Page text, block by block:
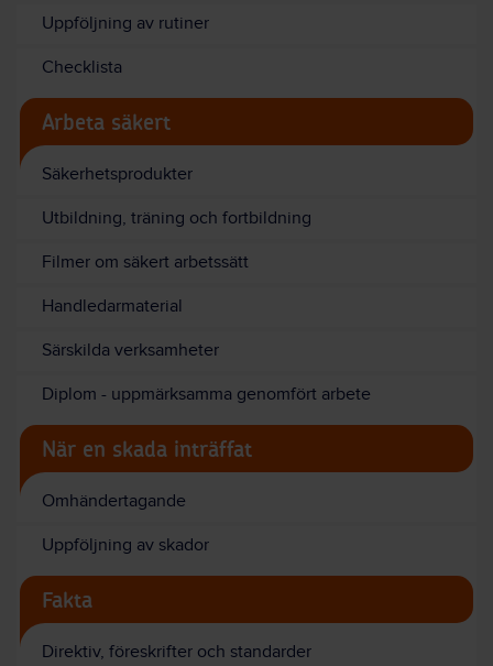
Uppföljning av rutiner
Checklista
Arbeta säkert
Säkerhetsprodukter
Utbildning, träning och fortbildning
Filmer om säkert arbetssätt
Handledarmaterial
Särskilda verksamheter
Diplom - uppmärksamma genomfört arbete
När en skada inträffat
Omhändertagande
Uppföljning av skador
Fakta
Direktiv, föreskrifter och standarder